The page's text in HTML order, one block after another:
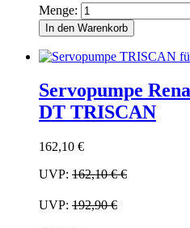
Menge:
In den Warenkorb
Servopumpe
DT TRISCAN
162,10 €
UVP: 162,10 €€
UVP: 192,90 €